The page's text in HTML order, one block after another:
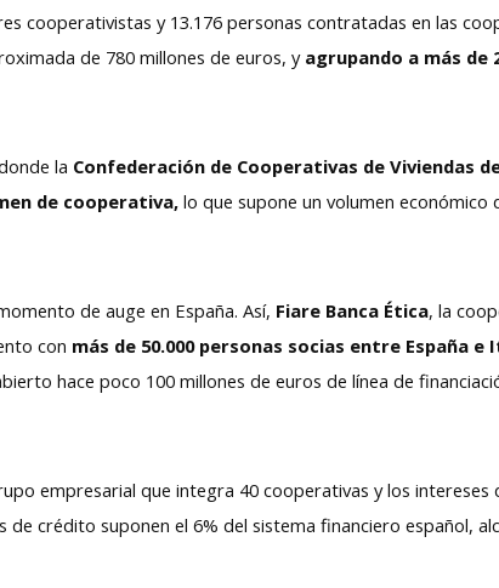
cooperativistas y 13.176 personas contratadas en las
de 780 millones de euros, y agrupando a más de
la Confederación de Cooperativas de Viviendas
de cooperativa, lo que supone un volumen económico
de auge en España. Así, Fiare Banca Ética, la
con más de 50.000 personas socias entre España e
hace poco 100 millones de euros de línea de
empresarial que integra 40 cooperativas y los intereses
de crédito suponen el 6% del sistema financiero español,